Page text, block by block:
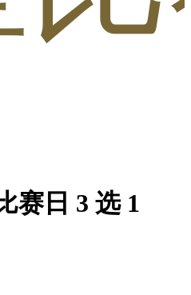
赛日 3 选 1